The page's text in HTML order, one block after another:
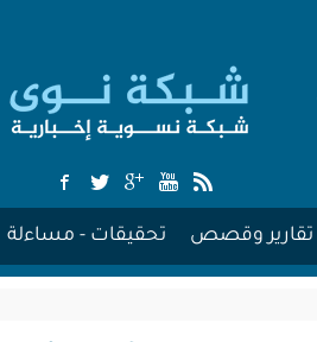
تقارير وقصص تحقيقات - مساءلة